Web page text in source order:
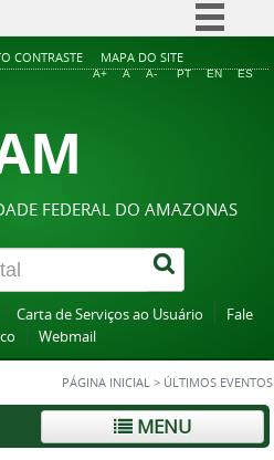
Simplifique!
Acesso à informação
CONTRASTE MAPA DO SITE
A+ A A- PT EN ES
FEDERAL DO AMAZONAS
Carta de Serviços ao Usuário
Fale
Webmail
PÁGINA INICIAL > ÚLTIMOS EVENTOS
MENU